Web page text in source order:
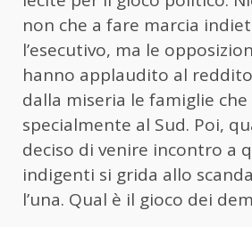
non che a fare marcia
l’esecutivo, ma le
hanno applaudito al reddito
dalla miseria le famiglie che
specialmente al Sud. Poi,
deciso di venire incontro a
indigenti si grida allo
l’una. Qual è il gioco dei